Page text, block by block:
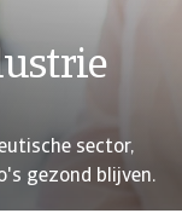
sector,
gezond blijven.